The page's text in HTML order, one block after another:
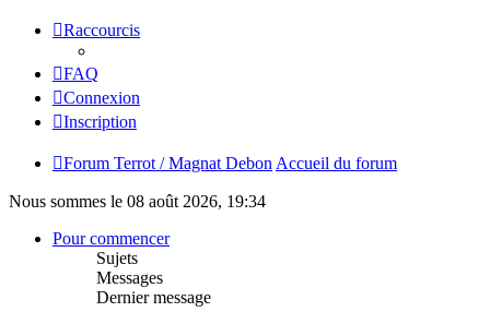
Raccourcis
FAQ
Connexion
Inscription
Forum Terrot / Magnat Debon Accueil du forum
Nous sommes le 08 août 2026, 19:34
Pour commencer
Sujets
Messages
Dernier message